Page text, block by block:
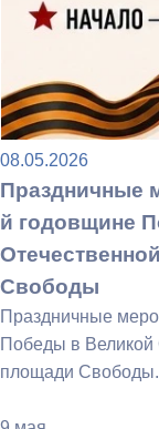
08.05.2026
Праздничные
й годовщине
Свободы
Праздничные
Победы в Великой
площади Свободы.